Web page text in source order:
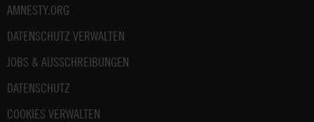
AMNESTY.ORG
DATENSCHUTZ VERWALTEN
JOBS & AUSSCHREIBUNGEN
DATENSCHUTZ
COOKIES VERWALTEN